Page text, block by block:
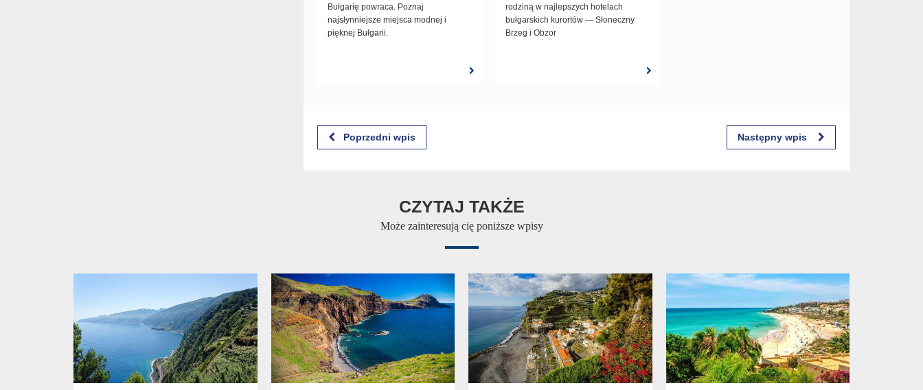
Bułgarię powraca. Poznaj
najsłynniejsze miejsca modnej i
pięknej Bułgarii.
rodziną w najlepszych hotelach
bułgarskich kurortów — Słoneczny
Brzeg i Obzor
Poprzedni wpis Następny wpis
CZYTAJ TAKŻE
Może zainteresują cię poniższe wpisy